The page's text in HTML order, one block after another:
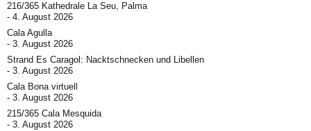
216/365 Kathedrale La Seu, Palma
4. August 2026
Cala Agulla
3. August 2026
Strand Es Caragol: Nacktschnecken und Libellen
3. August 2026
Cala Bona virtuell
3. August 2026
215/365 Cala Mesquida
3. August 2026